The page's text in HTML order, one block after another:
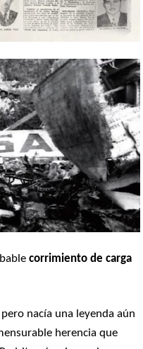
corrimiento de carga
nacía una leyenda aún
herencia que